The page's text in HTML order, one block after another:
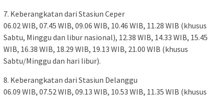
7. Keberangkatan dari Stasiun Ceper
06.02 WIB, 07.45 WIB, 09.06 WIB, 10.46 WIB, 11.28 WIB (khusus
Sabtu, Minggu dan libur nasional), 12.38 WIB, 14.33 WIB, 15.45
WIB, 16.38 WIB, 18.29 WIB, 19.13 WIB, 21.00 WIB (khusus
Sabtu/Minggu dan hari libur).
8. Keberangkatan dari Stasiun Delanggu
06.09 WIB, 07.52 WIB, 09.13 WIB, 10.53 WIB, 11.35 WIB (khusus